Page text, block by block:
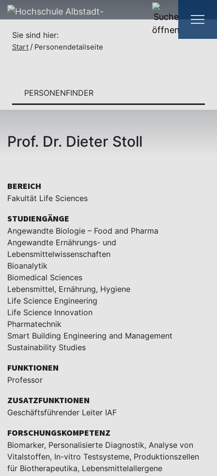
Sie sind hier:
Start Personendetailseite
PERSONENFINDER
Prof. Dr. Dieter Stoll
BEREICH
Fakultät Life Sciences
STUDIENGÄNGE
Angewandte Biologie – Food and Pharma
Angewandte Ernährungs- und
Lebensmittelwissenschaften
Bioanalytik
Biomedical Sciences
Lebensmittel, Ernährung, Hygiene
Life Science Engineering
Life Science Innovation
Pharmatechnik
Smart Building Engineering and Management
Sustainability Studies
FUNKTIONEN
Professor
ZUSATZFUNKTIONEN
Geschäftsführender Leiter IAF
FORSCHUNGSKOMPETENZ
Biomarker, Personalisierte Diagnostik, Analyse von
Vitalstoffen, In-vitro Testsysteme, Produktionszellen
für Biotherapeutika, Lebensmittelallergene